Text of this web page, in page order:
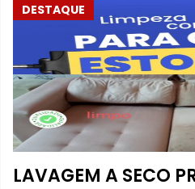
DESTAQUE
LAVAGEM A SECO